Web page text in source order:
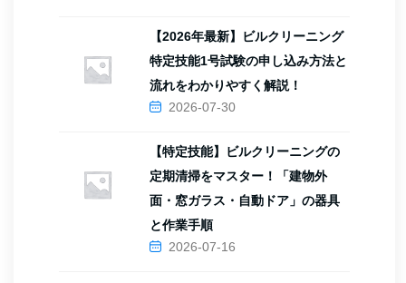
【2026年最新】ビルクリーニング
特定技能1号試験の申し込み方法と
流れをわかりやすく解説！
2026-07-30
【特定技能】ビルクリーニングの
定期清掃をマスター！「建物外
面・窓ガラス・自動ドア」の器具
と作業手順
2026-07-16